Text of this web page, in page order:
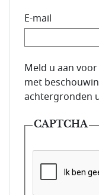
E-mail
E-mailadres van
Meld u aan
met
achtergronden
CAPTCHA